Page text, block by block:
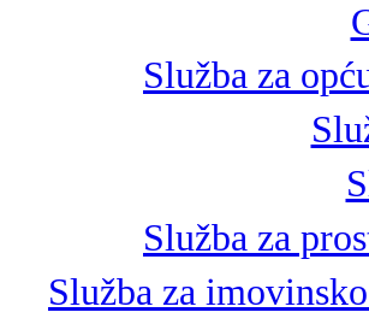
Služba za
Služba za
Služba za